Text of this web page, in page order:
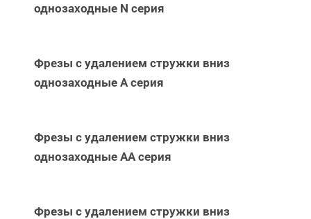
однозаходные N серия
Фрезы с удалением стружки вниз
однозаходные А серия
Фрезы с удалением стружки вниз
однозаходные АА серия
Фрезы с удалением стружки вниз